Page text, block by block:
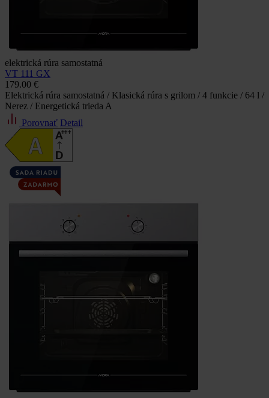
elektrická rúra samostatná
VT 111 GX
179.00 €
Elektrická rúra samostatná / Klasická rúra s grilom / 4 funkcie / 64 l /
Nerez / Energetická trieda A
Porovnať Detail